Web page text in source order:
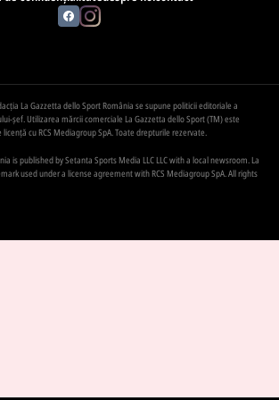
La Gazzetta dello Sport România se supune politicii editoriale a
șef. Utilizarea mărcii comerciale La Gazzetta dello Sport (TM) este
cu RCS Mediagroup SpA. Toate drepturile rezervate.
is published by Setanta Sports Media LLC LLC with a local newsroom. La
used under a license agreement with RCS Mediagroup SpA. All rights